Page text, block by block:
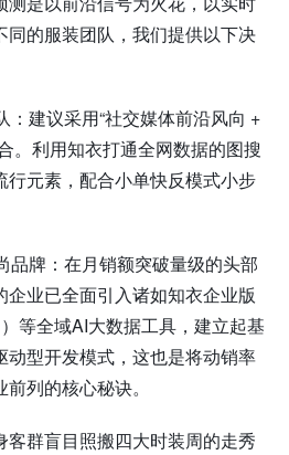
的服装团队，我们提供以下决
：建议采用“社交媒体前沿风向 +
。利用知衣打通全网数据的图搜
元素，配合小单快反模式小步
品牌：在月销额突破量级的头部
业已全面引入诸如知衣企业版
等全域AI大数据工具，建立起基
型开发模式，这也是将动销率
列的核心秘诀。
群盲目照搬四大时装周的走秀